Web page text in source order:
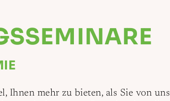
mehr zu bieten, als Sie von uns